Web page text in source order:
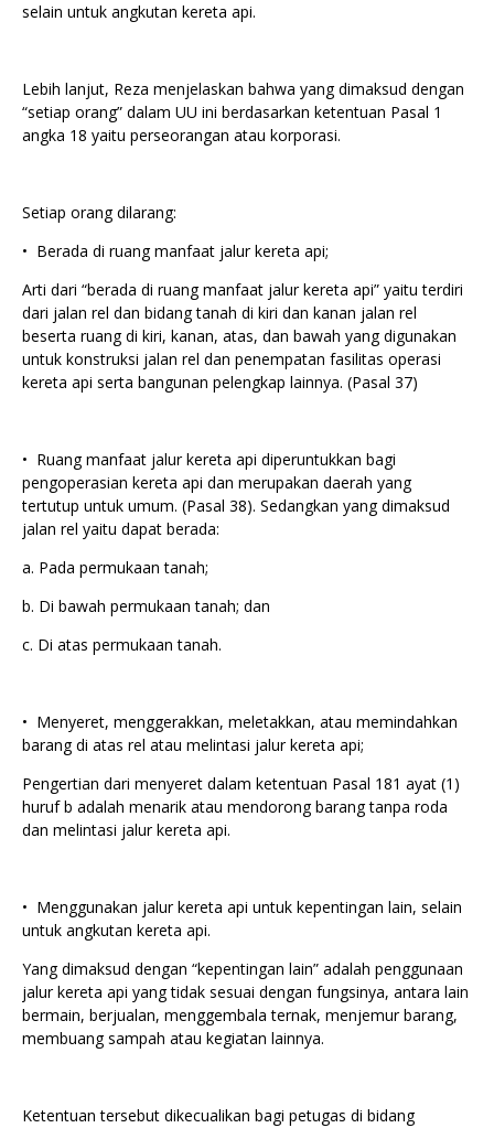
selain untuk angkutan kereta api.
Lebih lanjut, Reza menjelaskan bahwa yang dimaksud dengan
“setiap orang” dalam UU ini berdasarkan ketentuan Pasal 1
angka 18 yaitu perseorangan atau korporasi.
Setiap orang dilarang:
•⁠ ⁠Berada di ruang manfaat jalur kereta api;
Arti dari “berada di ruang manfaat jalur kereta api” yaitu terdiri
dari jalan rel dan bidang tanah di kiri dan kanan jalan rel
beserta ruang di kiri, kanan, atas, dan bawah yang digunakan
untuk konstruksi jalan rel dan penempatan fasilitas operasi
kereta api serta bangunan pelengkap lainnya. (Pasal 37)
•⁠ ⁠Ruang manfaat jalur kereta api diperuntukkan bagi
pengoperasian kereta api dan merupakan daerah yang
tertutup untuk umum. (Pasal 38). Sedangkan yang dimaksud
jalan rel yaitu dapat berada:
a. Pada permukaan tanah;
b. Di bawah permukaan tanah; dan
c. Di atas permukaan tanah.
•⁠ ⁠Menyeret, menggerakkan, meletakkan, atau memindahkan
barang di atas rel atau melintasi jalur kereta api;
Pengertian dari menyeret dalam ketentuan Pasal 181 ayat (1)
huruf b adalah menarik atau mendorong barang tanpa roda
dan melintasi jalur kereta api.
•⁠ ⁠Menggunakan jalur kereta api untuk kepentingan lain, selain
untuk angkutan kereta api.
Yang dimaksud dengan “kepentingan lain” adalah penggunaan
jalur kereta api yang tidak sesuai dengan fungsinya, antara lain
bermain, berjualan, menggembala ternak, menjemur barang,
membuang sampah atau kegiatan lainnya.
Ketentuan tersebut dikecualikan bagi petugas di bidang